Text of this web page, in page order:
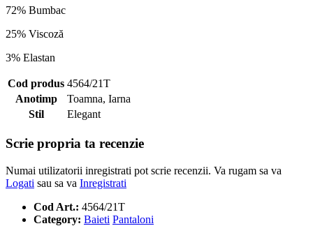
72% Bumbac
25% Viscoză
3% Elastan
Cod produs 4564/21T
Anotimp
Toamna, Iarna
Stil
Elegant
Scrie propria ta recenzie
Numai utilizatorii inregistrati pot scrie recenzii. Va rugam sa va
Logati sau sa va Inregistrati
Cod Art.: 4564/21T
Category: Baieti Pantaloni